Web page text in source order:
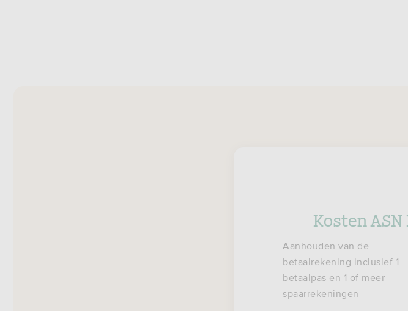
Kosten
Aanhouden van de
betaalrekening inclusief 1
betaalpas en 1 of meer
spaarrekeningen